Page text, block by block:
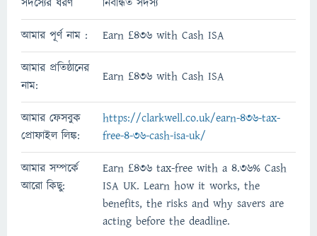
আমার পূর্ণ নাম : Earn £436 with Cash ISA
আমার প্রতিষ্ঠানের
নাম:
Earn £436 with Cash ISA
আমার ফেসবুক
প্রোফাইল লিঙ্ক:
https://clarkwell.co.uk/earn-436-tax-
free-4-36-cash-isa-uk/
আমার সম্পর্কে
আরো কিছু:
Earn £436 tax-free with a 4.36% Cash
ISA UK. Learn how it works, the
benefits, the risks and why savers are
acting before the deadline.